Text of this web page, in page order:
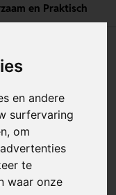
en andere
surfervaring
om
te
waar onze
en Praktisch
Rugtas –